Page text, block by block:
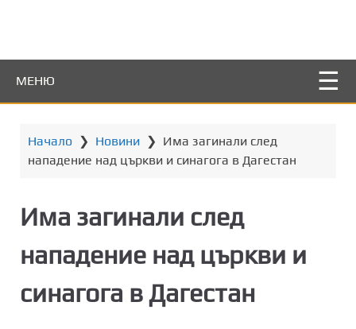
е
МЕНЮ
Начало ❯ Новини ❯ Има загинали след
нападение над църкви и синагога в Дагестан
Има загинали след
нападение над църкви и
синагога в Дагестан